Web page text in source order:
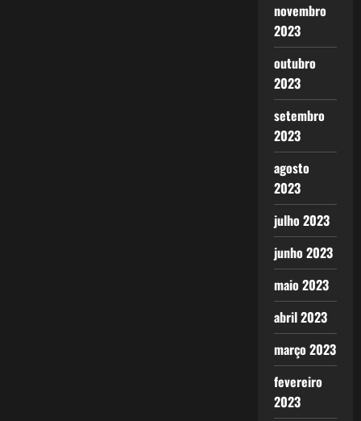
novembro
2023
outubro
2023
setembro
2023
agosto
2023
julho 2023
junho 2023
maio 2023
abril 2023
março 2023
fevereiro
2023